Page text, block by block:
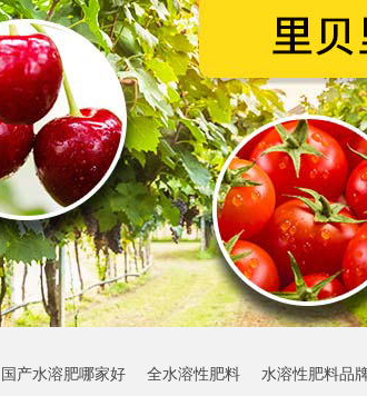
国产水溶肥哪家好 全水溶性肥料 水溶性肥料品